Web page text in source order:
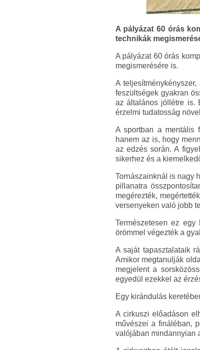
A pályázat 60 órás
technikák
A pályázat 60 órás
megismerésére is.
A
feszültségek gyakran
az általános jóllétre is.
érzelmi tudatosság
A sportban a mentális
hanem az is, hogy
az edzés során. A
sikerhez és a
Tornászainknál is nagy
pillanatra
megérezték,
versenyeken való jobb
Természetesen ez
örömmel végezték a
A saját tapasztalataik
Amikor megtanulják
megjelent a
egyedül ezekkel az
Egy kirándulás
A cirkuszi előadáson
művészei a fináléban,
valójában mindannyian